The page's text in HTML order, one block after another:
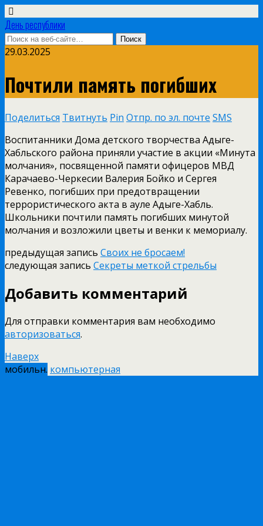
День республики
29.03.2025
Почтили память погибших
Поделиться Твитнуть Pin Отпр. по эл. почте SMS
Воспитанники Дома детского творчества Адыге-
Хабльского района приняли участие в акции «Минута
молчания», посвященной памяти офицеров МВД
Карачаево-Черкесии Валерия Бойко и Сергея
Ревенко, погибших при предотвращении
террористического акта в ауле Адыге-Хабль.
Школьники почтили память погибших минутой
молчания и возложили цветы и венки к мемориалу.
предыдущая запись Своих не бросаем!
следующая запись Секреты меткой стрельбы
Добавить комментарий
Для отправки комментария вам необходимо
авторизоваться.
Наверх
мобильн. компьютерная